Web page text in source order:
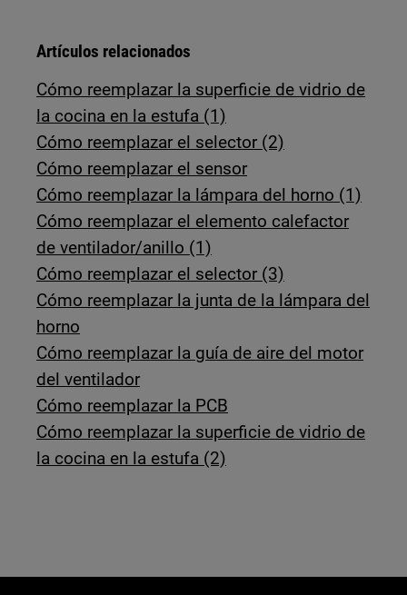
Artículos relacionados
Cómo reemplazar la superficie de vidrio de
la cocina en la estufa (1)
Cómo reemplazar el selector (2)
Cómo reemplazar el sensor
Cómo reemplazar la lámpara del horno (1)
Cómo reemplazar el elemento calefactor
de ventilador/anillo (1)
Cómo reemplazar el selector (3)
Cómo reemplazar la junta de la lámpara del
horno
Cómo reemplazar la guía de aire del motor
del ventilador
Cómo reemplazar la PCB
Cómo reemplazar la superficie de vidrio de
la cocina en la estufa (2)